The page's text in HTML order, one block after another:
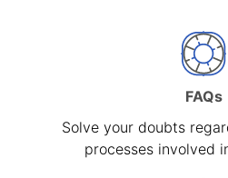
FAQs
Solve your doubts
processes involved